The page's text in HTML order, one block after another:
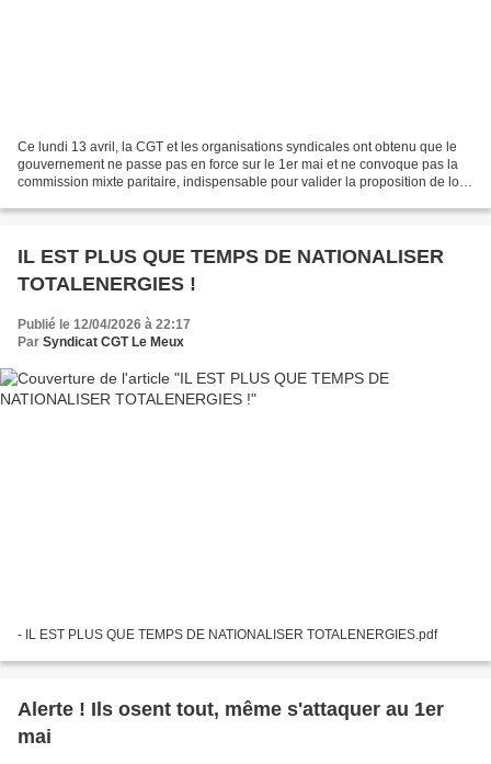
Ce lundi 13 avril, la CGT et les organisations syndicales ont obtenu que le
gouvernement ne passe pas en force sur le 1er mai et ne convoque pas la
commission mixte paritaire, indispensable pour valider la proposition de loi.
IL EST PLUS QUE TEMPS DE NATIONALISER
TOTALENERGIES !
Publié le 12/04/2026 à 22:17
Par Syndicat CGT Le Meux
- IL EST PLUS QUE TEMPS DE NATIONALISER TOTALENERGIES.pdf
Alerte ! Ils osent tout, même s'attaquer au 1er
mai